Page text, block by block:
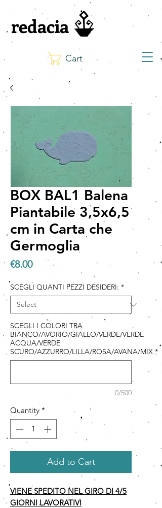
Cart
redacia
BOX BAL1 Balena
Piantabile 3,5x6,5
cm in Carta che
Germoglia
€8.00Price
SCEGLI QUANTI PEZZI DESIDERI: *
SCEGLI I COLORI TRA
BIANCO/AVORIO/GIALLO/VERDE/VERDE
ACQUA/VERDE
SCURO/AZZURRO/LILLA/ROSA/AVANA/MIX *
0/500
Quantity *
Add to Cart
VIENE SPEDITO NEL GIRO DI 4/5
GIORNI LAVORATIVI